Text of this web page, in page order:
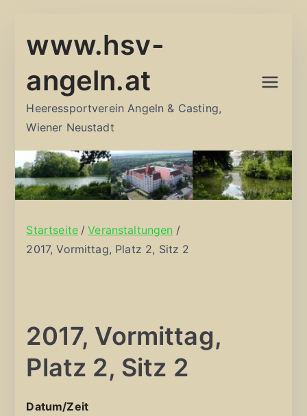
Inhalt
www.hsv-
angeln.at
Heeressportverein Angeln & Casting,
Wiener Neustadt
Startseite
Veranstaltungen
2017, Vormittag, Platz 2, Sitz 2
2017, Vormittag,
Platz 2, Sitz 2
Datum/Zeit